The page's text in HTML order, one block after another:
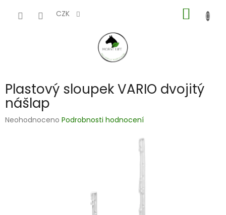
CZK
KOŠÍK
Plastový sloupek VARIO dvojitý
nášlap
Průměrné
Neohodnoceno Podrobnosti hodnocení